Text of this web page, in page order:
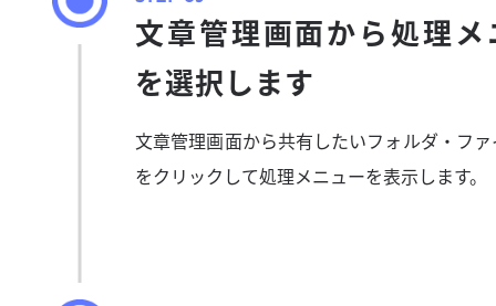
文章管理画面から処理メ
を選択します
文章管理画面から共有したいフォルダ・フ
をクリックして処理メニューを表示します。